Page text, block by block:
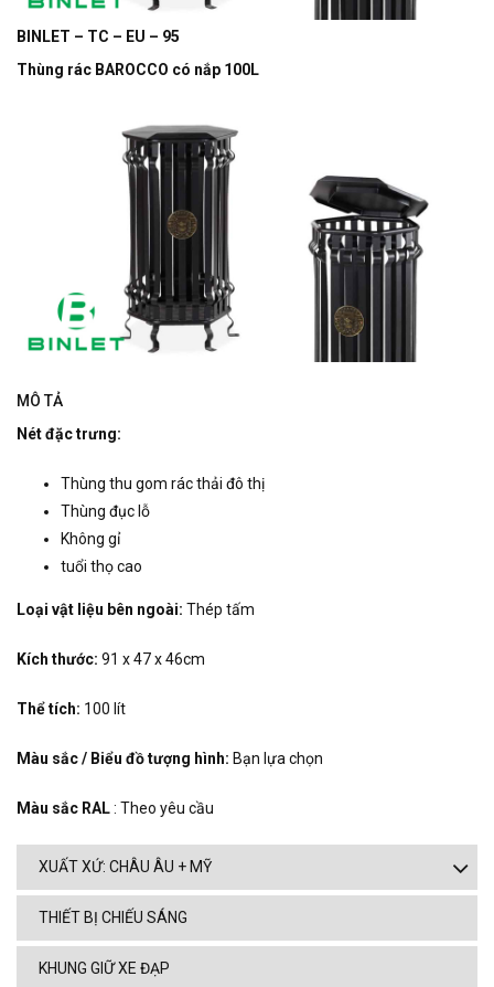
BINLET – TC – EU – 95
Thùng rác BAROCCO có nắp 100L
MÔ TẢ
Nét đặc trưng:
Thùng thu gom rác thải đô thị
Thùng đục lỗ
Không gỉ
tuổi thọ cao
Loại vật liệu bên ngoài: Thép tấm
Kích thước: 91 x 47 x 46cm
Thể tích: 100 lít
Màu sắc / Biểu đồ tượng hình: Bạn lựa chọn
Màu sắc RAL: Theo yêu cầu
XUẤT XỨ: CHÂU ÂU + MỸ
THIẾT BỊ CHIẾU SÁNG
KHUNG GIỮ XE ĐẠP